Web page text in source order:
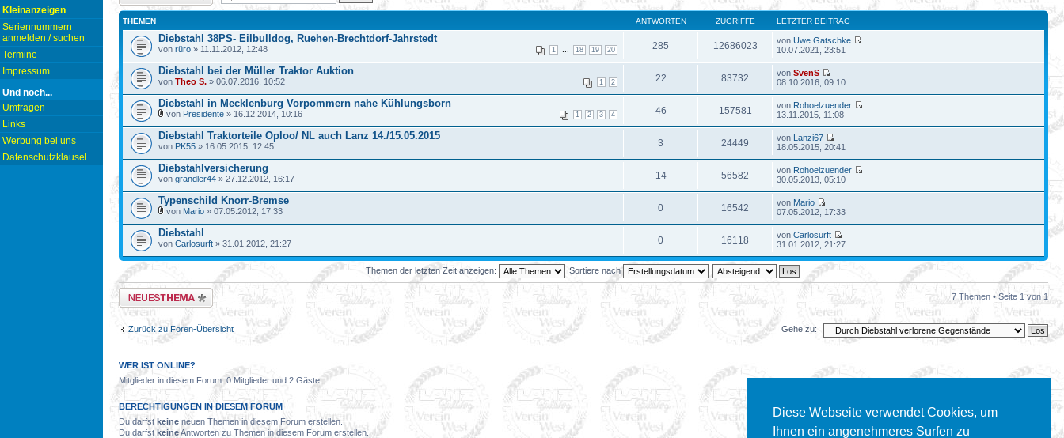
Diese Webseite verwendet Cookies, um
Ihnen ein angenehmeres Surfen zu
Kleinanzeigen
Seriennummern
anmelden / suchen
Termine
Impressum
Und noch...
Umfragen
Links
Werbung bei uns
Datenschutzklausel
THEMEN ANTWORTEN ZUGRIFFE LETZTER BEITRAG
Diebstahl 38PS- Eilbulldog, Ruehen-Brechtdorf-Jahrstedt
1 18 19 20
von rüro » 11.11.2012, 12:48 285 12686023 vonUwe Gatschke
10.07.2021, 23:51
Diebstahl bei der Müller Traktor Auktion
1 2
von Theo S. » 06.07.2016, 10:52 22 83732 vonSvenS
08.10.2016, 09:10
Diebstahl in Mecklenburg Vorpommern nahe Kühlungsborn
1 2 3 4
von Presidente » 16.12.2014, 10:16 46 157581 von Rohoelzuender
13.11.2015, 11:08
Diebstahl Traktorteile Oploo/ NL auch Lanz 14./15.05.2015
von PK55 » 16.05.2015, 12:45 3 24449 von Lanzi67
18.05.2015, 20:41
Diebstahlversicherung
von grandler44 » 27.12.2012, 16:17 14 56582 von Rohoelzuender
30.05.2013, 05:10
Typenschild Knorr-Bremse
von Mario » 07.05.2012, 17:33 0 16542 von Mario
07.05.2012, 17:33
Diebstahl
von Carlosurft » 31.01.2012, 21:27 0 16118 vonCarlosurft
31.01.2012, 21:27
Themen der letzten Zeit anzeigen: Sortiere nach
Neues Thema erstellen 7 Themen • Seite1von 1
Zurück zu Foren-Übersicht Gehe zu:
WER IST ONLINE?
Mitglieder in diesem Forum: 0 Mitglieder und 2 Gäste
BERECHTIGUNGEN IN DIESEM FORUM
Du darfstkeine neuen Themen in diesem Forum erstellen.
Du darfstkeineAntworten zu Themen in diesem Forum erstellen.